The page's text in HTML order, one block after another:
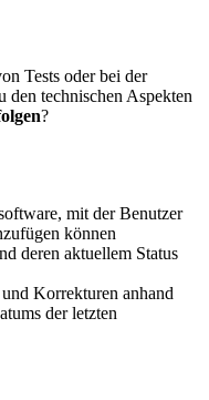
Tests oder bei der
den technischen Aspekten
?
mit der Benutzer
können
deren aktuellem Status
Korrekturen anhand
der letzten